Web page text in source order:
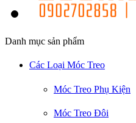
Danh mục sản phẩm
Các Loại Móc Treo
Móc Treo Phụ Kiện
Móc Treo Đôi